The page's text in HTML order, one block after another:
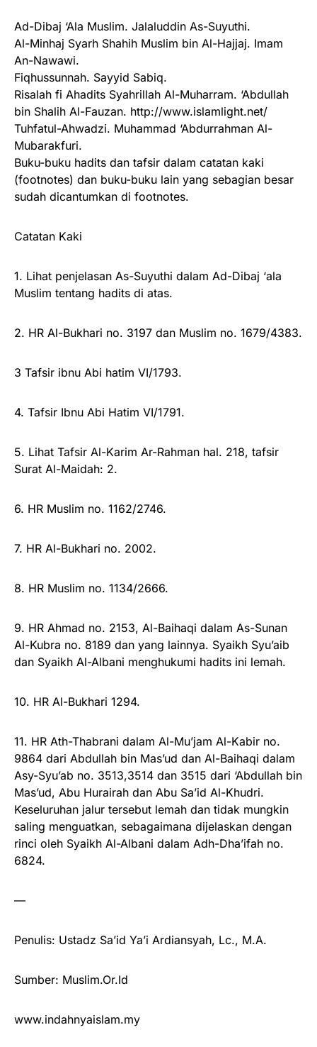
Ad-Dibaj ‘Ala Muslim. Jalaluddin As-Suyuthi.
Al-Minhaj Syarh Shahih Muslim bin Al-Hajjaj. Imam
An-Nawawi.
Fiqhussunnah. Sayyid Sabiq.
Risalah fi Ahadits Syahrillah Al-Muharram. ‘Abdullah
bin Shalih Al-Fauzan. http://www.islamlight.net/
Tuhfatul-Ahwadzi. Muhammad ‘Abdurrahman Al-
Mubarakfuri.
Buku-buku hadits dan tafsir dalam catatan kaki
(footnotes) dan buku-buku lain yang sebagian besar
sudah dicantumkan di footnotes.
Catatan Kaki
1. Lihat penjelasan As-Suyuthi dalam Ad-Dibaj ‘ala
Muslim tentang hadits di atas.
2. HR Al-Bukhari no. 3197 dan Muslim no. 1679/4383.
3 Tafsir ibnu Abi hatim VI/1793.
4. Tafsir Ibnu Abi Hatim VI/1791.
5. Lihat Tafsir Al-Karim Ar-Rahman hal. 218, tafsir
Surat Al-Maidah: 2.
6. HR Muslim no. 1162/2746.
7. HR Al-Bukhari no. 2002.
8. HR Muslim no. 1134/2666.
9. HR Ahmad no. 2153, Al-Baihaqi dalam As-Sunan
Al-Kubra no. 8189 dan yang lainnya. Syaikh Syu’aib
dan Syaikh Al-Albani menghukumi hadits ini lemah.
10. HR Al-Bukhari 1294.
11. HR Ath-Thabrani dalam Al-Mu’jam Al-Kabir no.
9864 dari Abdullah bin Mas’ud dan Al-Baihaqi dalam
Asy-Syu’ab no. 3513,3514 dan 3515 dari ‘Abdullah bin
Mas’ud, Abu Hurairah dan Abu Sa’id Al-Khudri.
Keseluruhan jalur tersebut lemah dan tidak mungkin
saling menguatkan, sebagaimana dijelaskan dengan
rinci oleh Syaikh Al-Albani dalam Adh-Dha’ifah no.
6824.
—
Penulis: Ustadz Sa’id Ya’i Ardiansyah, Lc., M.A.
Sumber: Muslim.Or.Id
www.indahnyaislam.my